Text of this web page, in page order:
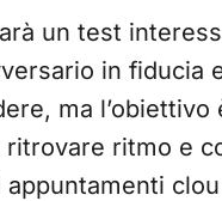
un test
in fiducia
ma l’obiettivo
ritrovare ritmo e